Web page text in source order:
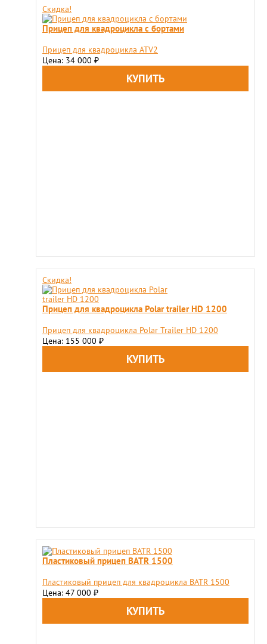
Скидка!
Прицеп для квадроцикла с бортами
Прицеп для квадроцикла ATV2
Цена: 34 000 ₽
Скидка!
Прицеп для квадроцикла Polar trailer HD 1200
Прицеп для квадроцикла Polar Trailer HD 1200
Цена: 155 000 ₽
Пластиковый прицеп BATR 1500
Пластиковый прицеп для квадроцикла BATR 1500
Цена: 47 000 ₽